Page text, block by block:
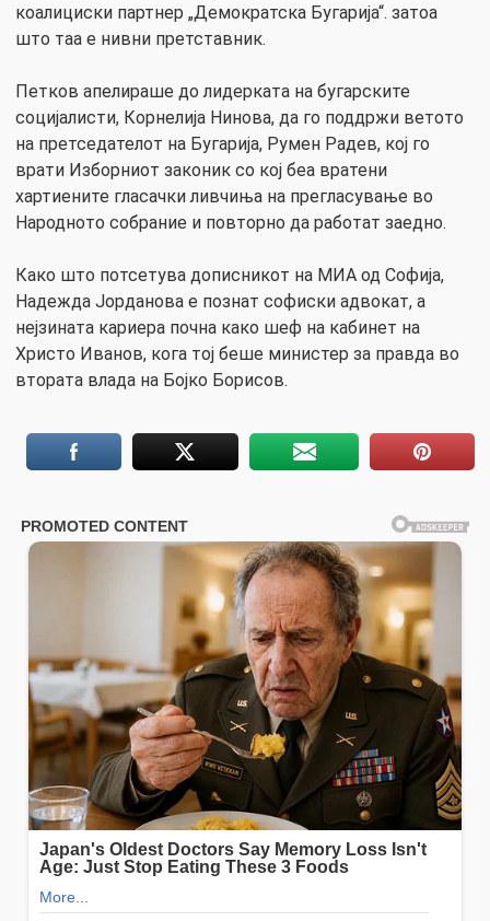
коалициски партнер „Демократска Бугарија“. затоа
што таа е нивни претставник.
Петков апелираше до лидерката на бугарските
социјалисти, Корнелија Нинова, да го поддржи ветото
на претседателот на Бугарија, Румен Радев, кој го
врати Изборниот законик со кој беа вратени
хартиените гласачки ливчиња на прегласување во
Народното собрание и повторно да работат заедно.
Како што потсетува дописникот на МИА од Софија,
Надежда Јорданова е познат софиски адвокат, а
нејзината кариера почна како шеф на кабинет на
Христо Иванов, кога тој беше министер за правда во
втората влада на Бојко Борисов.